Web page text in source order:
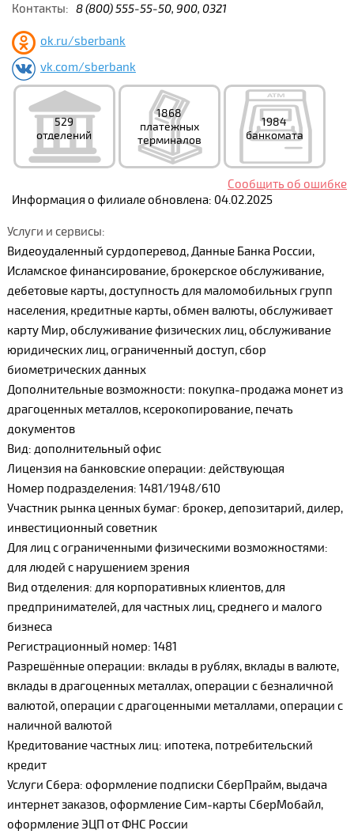
Контакты: 8 (800) 555-55-50, 900, 0321
ok.ru/sberbank
vk.com/sberbank
529
отделений
1868
платежных
терминалов
1984
банкомата
Сообщить об ошибке
Информация о филиале обновлена: 04.02.2025
Услуги и сервисы:
Видеоудаленный сурдоперевод, Данные Банка России,
Исламское финансирование, брокерское обслуживание,
дебетовые карты, доступность для маломобильных групп
населения, кредитные карты, обмен валюты, обслуживает
карту Мир, обслуживание физических лиц, обслуживание
юридических лиц, ограниченный доступ, сбор
биометрических данных
Дополнительные возможности: покупка-продажа монет из
драгоценных металлов, ксерокопирование, печать
документов
Вид: дополнительный офис
Лицензия на банковские операции: действующая
Номер подразделения: 1481/1948/610
Участник рынка ценных бумаг: брокер, депозитарий, дилер,
инвестиционный советник
Для лиц с ограниченными физическими возможностями:
для людей с нарушением зрения
Вид отделения: для корпоративных клиентов, для
предпринимателей, для частных лиц, среднего и малого
бизнеса
Регистрационный номер: 1481
Разрешённые операции: вклады в рублях, вклады в валюте,
вклады в драгоценных металлах, операции с безналичной
валютой, операции с драгоценными металлами, операции с
наличной валютой
Кредитование частных лиц: ипотека, потребительский
кредит
Услуги Сбера: оформление подписки СберПрайм, выдача
интернет заказов, оформление Сим-карты СберМобайл,
оформление ЭЦП от ФНС России